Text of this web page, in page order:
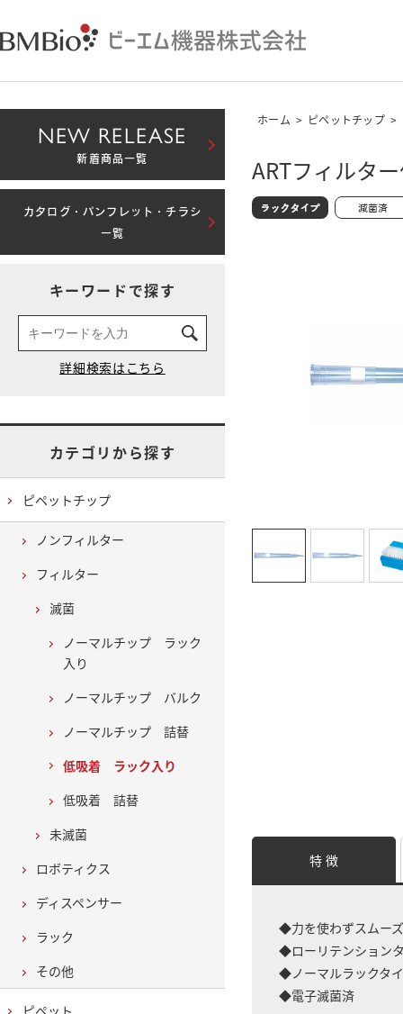
ホーム > ピペットチップ >
ARTフィルタ
特 徴
◆力を使わずスムー
◆ローリテンション
◆ノーマルラックタ
◆電子滅菌済
NEW RELEASE
新着商品一覧
カタログ・パンフレット・チラシ
一覧
キーワードで探す
カテゴリから探す
ピペットチップ
ノンフィルター
フィルター
滅菌
ノーマルチップ ラック
入り
ノーマルチップ バルク
ノーマルチップ 詰替
低吸着 ラック入り
低吸着 詰替
未滅菌
ロボティクス
ディスペンサー
ラック
その他
ピペット